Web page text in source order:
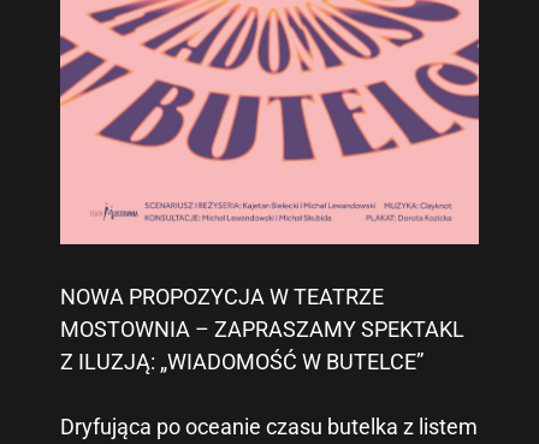
NOWA PROPOZYCJA W TEATRZE
MOSTOWNIA – ZAPRASZAMY SPEKTAKL
Z ILUZJĄ: „WIADOMOŚĆ W BUTELCE”
Dryfująca po oceanie czasu butelka z listem